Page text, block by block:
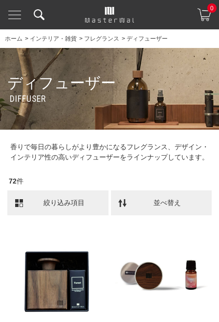
0
ホーム > インテリア・雑貨 > フレグランス > ディフューザー
ディフューザー
DIFFUSER
香りで毎日の暮らしがより豊かになるフレグランス、デザイン・
インテリア性の高いディフューザーをラインナップしています。
72件
絞り込み項目 並べ替え